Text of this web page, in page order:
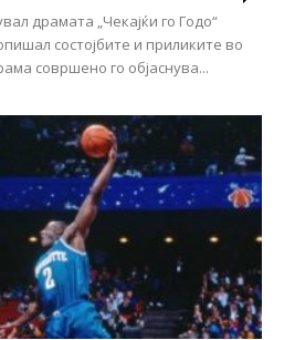
драмата „Чекајќи го Годо“
состојбите и приликите во
совршено го објаснува...